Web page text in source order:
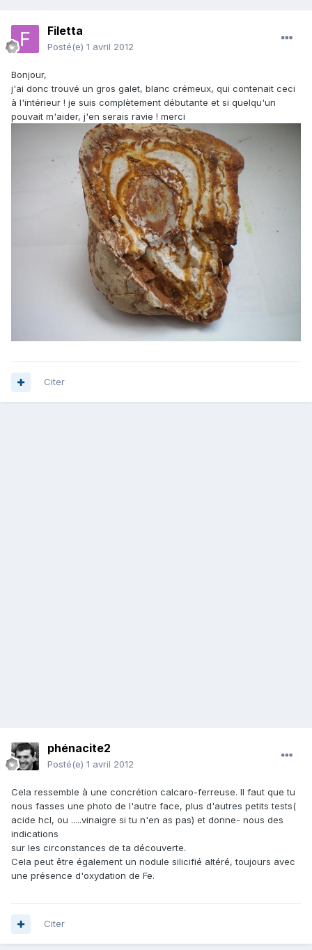
Filetta
Posté(e) 1 avril 2012
Bonjour,
j'ai donc trouvé un gros galet, blanc crémeux, qui contenait ceci
à l'intérieur ! je suis complètement débutante et si quelqu'un
pouvait m'aider, j'en serais ravie ! merci
Citer
phénacite2
Posté(e) 1 avril 2012
Cela ressemble à une concrétion calcaro-ferreuse. Il faut que tu
nous fasses une photo de l'autre face, plus d'autres petits tests(
acide hcl, ou .....vinaigre si tu n'en as pas) et donne- nous des
indications
sur les circonstances de ta découverte.
Cela peut être également un nodule silicifié altéré, toujours avec
une présence d'oxydation de Fe.
Citer